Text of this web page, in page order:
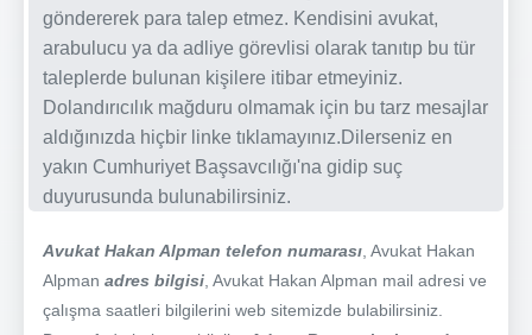
göndererek para talep etmez. Kendisini avukat,
arabulucu ya da adliye görevlisi olarak tanıtıp bu tür
taleplerde bulunan kişilere itibar etmeyiniz.
Dolandırıcılık mağduru olmamak için bu tarz mesajlar
aldığınızda hiçbir linke tıklamayınız.Dilerseniz en
yakın Cumhuriyet Başsavcılığı'na gidip suç
duyurusunda bulunabilirsiniz.
Avukat Hakan Alpman telefon numarası , Avukat Hakan
Alpman adres bilgisi , Avukat Hakan Alpman mail adresi ve
çalışma saatleri bilgilerini web sitemizde bulabilirsiniz.